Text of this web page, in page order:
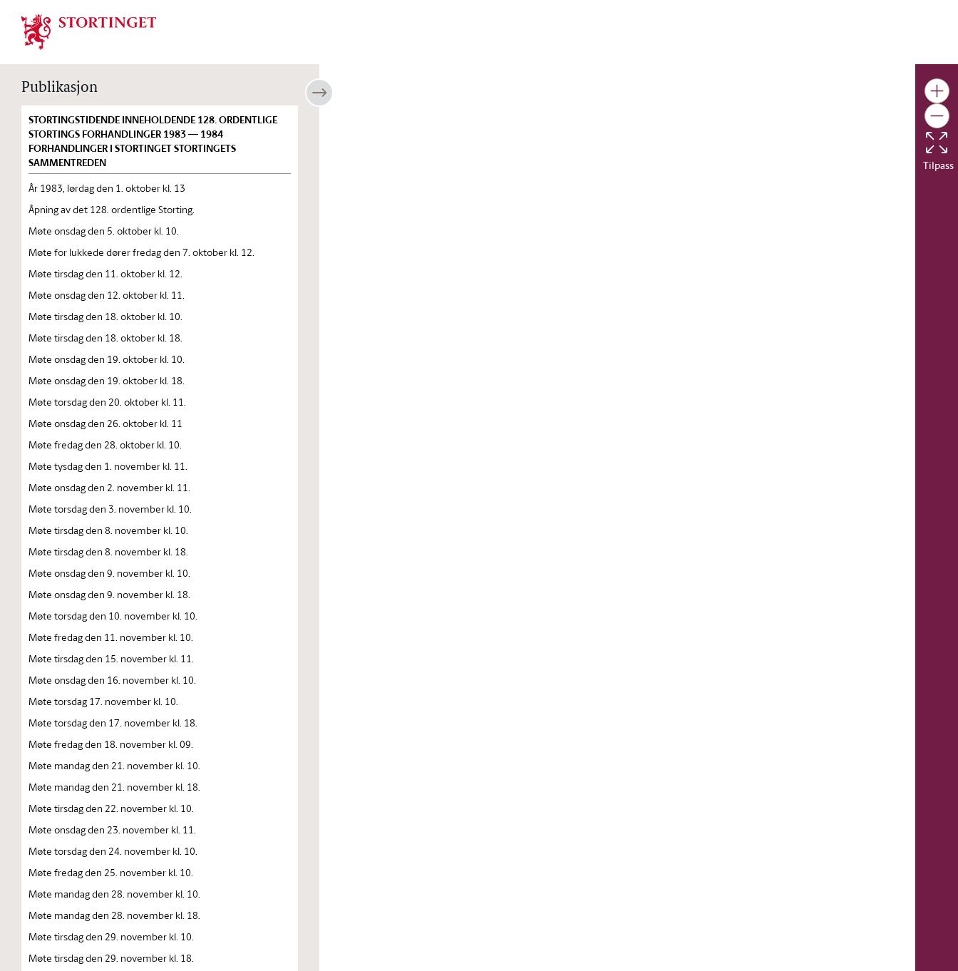
Stortinget.no
Publikasjon
STORTINGSTIDENDE INNEHOLDENDE 128. ORDENTLIGE
STORTINGS FORHANDLINGER 1983 — 1984
FORHANDLINGER I STORTINGET STORTINGETS
SAMMENTREDEN
År 1983, lørdag den 1. oktober kl. 13
Åpning av det 128. ordentlige Storting.
Møte onsdag den 5. oktober kl. 10.
Møte for lukkede dører fredag den 7. oktober kl. 12.
Møte tirsdag den 11. oktober kl. 12.
Møte onsdag den 12. oktober kl. 11.
Møte tirsdag den 18. oktober kl. 10.
Møte tirsdag den 18. oktober kl. 18.
Møte onsdag den 19. oktober kl. 10.
Møte onsdag den 19. oktober kl. 18.
Møte torsdag den 20. oktober kl. 11.
Møte onsdag den 26. oktober kl. 11
Møte fredag den 28. oktober kl. 10.
Møte tysdag den 1. november kl. 11.
Møte onsdag den 2. november kl. 11.
Møte torsdag den 3. november kl. 10.
Møte tirsdag den 8. november kl. 10.
Møte tirsdag den 8. november kl. 18.
Møte onsdag den 9. november kl. 10.
Møte onsdag den 9. november kl. 18.
Møte torsdag den 10. november kl. 10.
Møte fredag den 11. november kl. 10.
Møte tirsdag den 15. november kl. 11.
Møte onsdag den 16. november kl. 10.
Møte torsdag 17. november kl. 10.
Møte torsdag den 17. november kl. 18.
Møte fredag den 18. november kl. 09.
Møte mandag den 21. november kl. 10.
Møte mandag den 21. november kl. 18.
Møte tirsdag den 22. november kl. 10.
Møte onsdag den 23. november kl. 11.
Møte torsdag den 24. november kl. 10.
Møte fredag den 25. november kl. 10.
Møte mandag den 28. november kl. 10.
Møte mandag den 28. november kl. 18.
Møte tirsdag den 29. november kl. 10.
Møte tirsdag den 29. november kl. 18.